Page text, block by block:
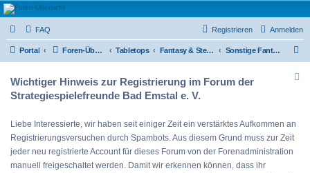
Strategiespielefreunde
Bad Emstal e.V.
Das Forum der Strategiespielefreunde Bad Emstal e.V. - Tabletop und mehr
FAQ Anmelden
Registrieren
Portal Foren-Übersicht Tabletops Fantasy & Steam Punk Sonstige Fantasy- & Steampunksysteme
Wichtiger Hinweis zur Registrierung im Forum der
Strategiespielefreunde Bad Emstal e. V.
Liebe Interessierte, wir haben seit einiger Zeit ein verstärktes Aufkommen an
Registrierungsversuchen durch Spambots. Aus diesem Grund muss zur Zeit
jeder neu registrierte Account für dieses Forum von der Forenadministration
manuell freigeschaltet werden. Damit wir erkennen können, dass ihr